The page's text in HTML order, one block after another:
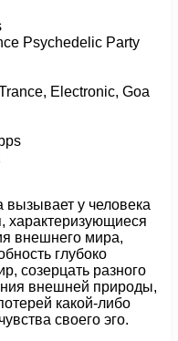
Psychedelic Party
Electronic, Goa
вызывает у человека
характеризующиеся
внешнего мира,
глубоко
созерцать разного
внешней природы,
какой-либо
своего эго.